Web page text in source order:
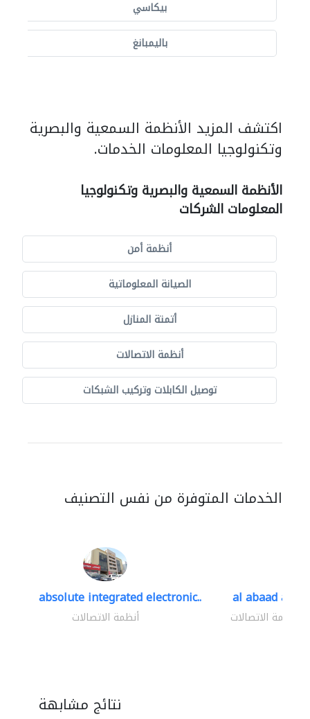
بيكاسي
باليمبانغ
اكتشف المزيد الأنظمة السمعية والبصرية
وتكنولوجيا المعلومات الخدمات.
الأنظمة السمعية والبصرية وتكنولوجيا
المعلومات الشركات
أنظمة أمن
الصيانة المعلوماتية
أتمتة المنازل
أنظمة الاتصالات
توصيل الكابلات وتركيب الشبكات
الخدمات المتوفرة من نفس التصنيف
absolute integrated electronic..
أنظمة الاتصالات
al abaad al..
أنظمة الاتصالات
نتائج مشابهة